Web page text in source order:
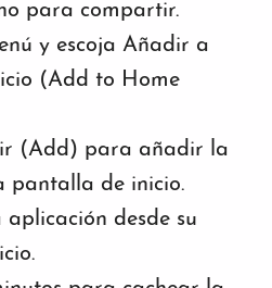
para compartir.
y escoja Añadir a
(Add to Home
(Add) para añadir la
pantalla de inicio.
desde su